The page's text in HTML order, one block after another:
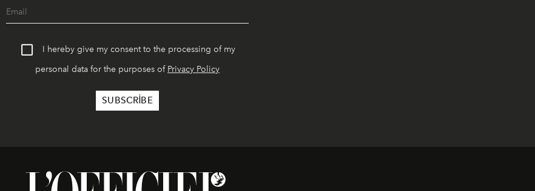
I hereby give my consent to the processing of my
personal data for the purposes of Privacy Policy